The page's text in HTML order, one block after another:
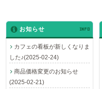
お知らせ INFO
カフェの看板が新しくなりま
した♪(2025-02-24)
商品価格変更のお知らせ
(2025-02-21)